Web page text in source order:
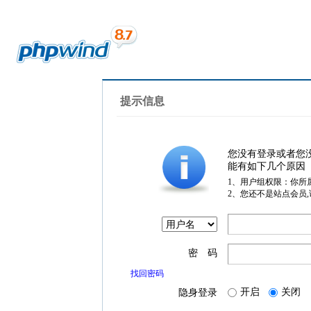
提示信息
您没有登录或者您
能有如下几个原因
1、用户组权限：你所
2、您还不是站点会员
密 码
找回密码
隐身登录 开启 关闭